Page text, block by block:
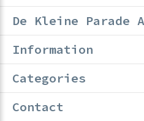
De Kleine Parade
Information
Categories
Contact